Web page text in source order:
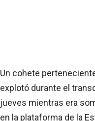
Un cohete
explotó durante el
jueves mientras era
en la plataforma de la